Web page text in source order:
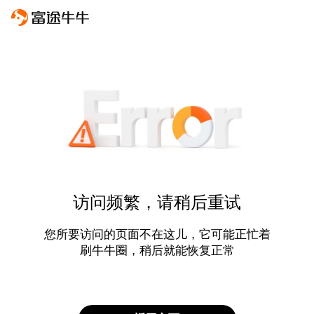
访问频繁，请稍后重试
您所要访问的页面不在这儿，它可能正忙着
刷牛牛圈，稍后就能恢复正常